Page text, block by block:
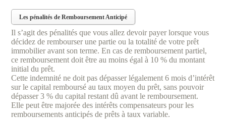
Les pénalités de Remboursement Anticipé
Il s’agit des pénalités que vous allez devoir payer lorsque vous
décidez de rembourser une partie ou la totalité de votre prêt
immobilier avant son terme. En cas de remboursement partiel,
ce remboursement doit être au moins égal à 10 % du montant
initial du prêt.
Cette indemnité ne doit pas dépasser légalement 6 mois d’intérêt
sur le capital remboursé au taux moyen du prêt, sans pouvoir
dépasser 3 % du capital restant dû avant le remboursement.
Elle peut être majorée des intérêts compensateurs pour les
remboursements anticipés de prêts à taux variable.